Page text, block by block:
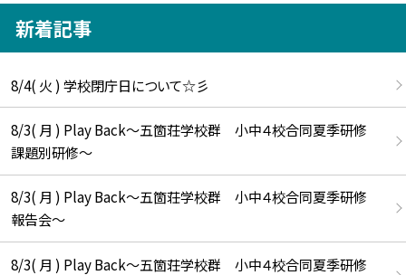
新着記事
8/4( 火 ) 学校閉庁日について☆彡
8/3( 月 ) Play Back～五箇荘学校群 小中４校合同夏季研修
課題別研修～
8/3( 月 ) Play Back～五箇荘学校群 小中４校合同夏季研修
報告会～
8/3( 月 ) Play Back～五箇荘学校群 小中４校合同夏季研修